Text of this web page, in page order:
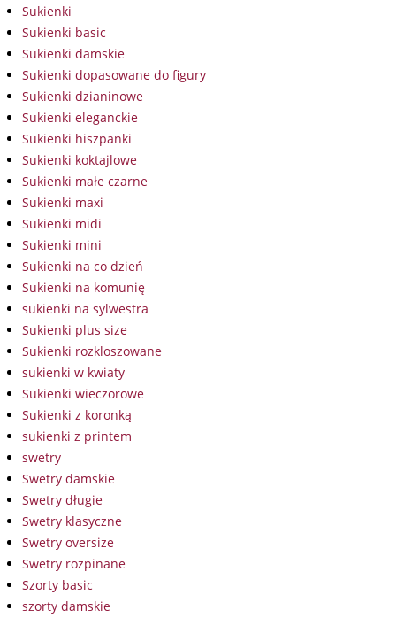
Sukienki
Sukienki basic
Sukienki damskie
Sukienki dopasowane do figury
Sukienki dzianinowe
Sukienki eleganckie
Sukienki hiszpanki
Sukienki koktajlowe
Sukienki małe czarne
Sukienki maxi
Sukienki midi
Sukienki mini
Sukienki na co dzień
Sukienki na komunię
sukienki na sylwestra
Sukienki plus size
Sukienki rozkloszowane
sukienki w kwiaty
Sukienki wieczorowe
Sukienki z koronką
sukienki z printem
swetry
Swetry damskie
Swetry długie
Swetry klasyczne
Swetry oversize
Swetry rozpinane
Szorty basic
szorty damskie